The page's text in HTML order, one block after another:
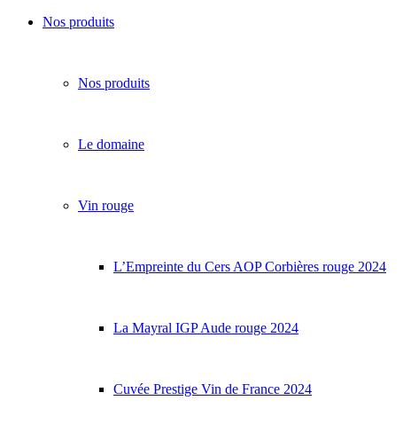
Nos produits
Nos produits
Le domaine
Vin rouge
L’Empreinte du Cers AOP Corbières rouge 2024
La Mayral IGP Aude rouge 2024
Cuvée Prestige Vin de France 2024